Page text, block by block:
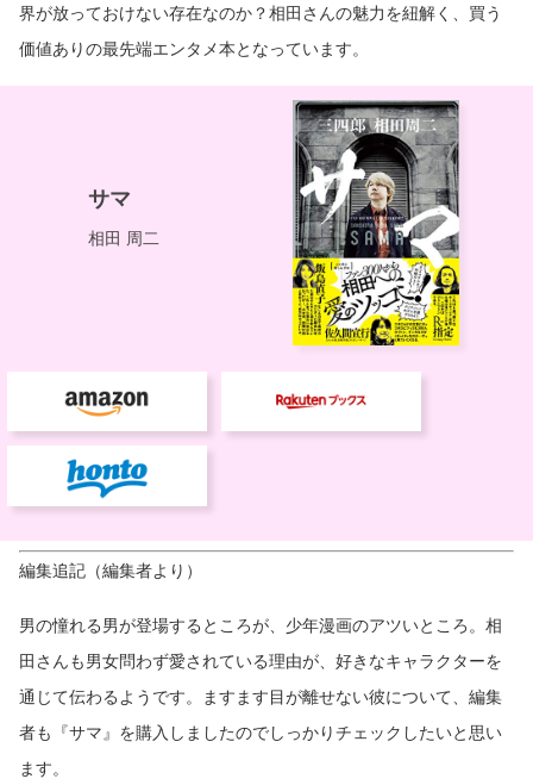
界が放っておけない存在なのか？相田さんの魅力を紐解く、買う
価値ありの最先端エンタメ本となっています。
編集追記（編集者より）
男の憧れる男が登場するところが、少年漫画のアツいところ。相
田さんも男女問わず愛されている理由が、好きなキャラクターを
通じて伝わるようです。ますます目が離せない彼について、編集
者も『サマ』を購入しましたのでしっかりチェックしたいと思い
ます。